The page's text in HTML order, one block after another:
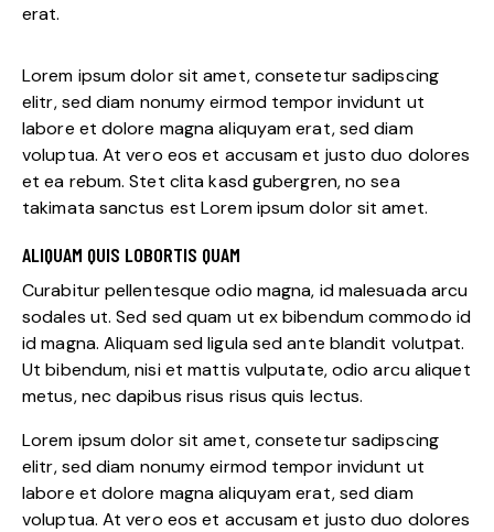
erat.
Lorem ipsum dolor sit amet, consetetur sadipscing
elitr, sed diam nonumy eirmod tempor invidunt ut
labore et dolore magna aliquyam erat, sed diam
voluptua. At vero eos et accusam et justo duo dolores
et ea rebum. Stet clita kasd gubergren, no sea
takimata sanctus est Lorem ipsum dolor sit amet.
ALIQUAM QUIS LOBORTIS QUAM
Curabitur pellentesque odio magna, id malesuada arcu
sodales ut. Sed sed quam ut ex bibendum commodo id
id magna. Aliquam sed ligula sed ante blandit volutpat.
Ut bibendum, nisi et mattis vulputate, odio arcu aliquet
metus, nec dapibus risus risus quis lectus.
Lorem ipsum dolor sit amet, consetetur sadipscing
elitr, sed diam nonumy eirmod tempor invidunt ut
labore et dolore magna aliquyam erat, sed diam
voluptua. At vero eos et accusam et justo duo dolores